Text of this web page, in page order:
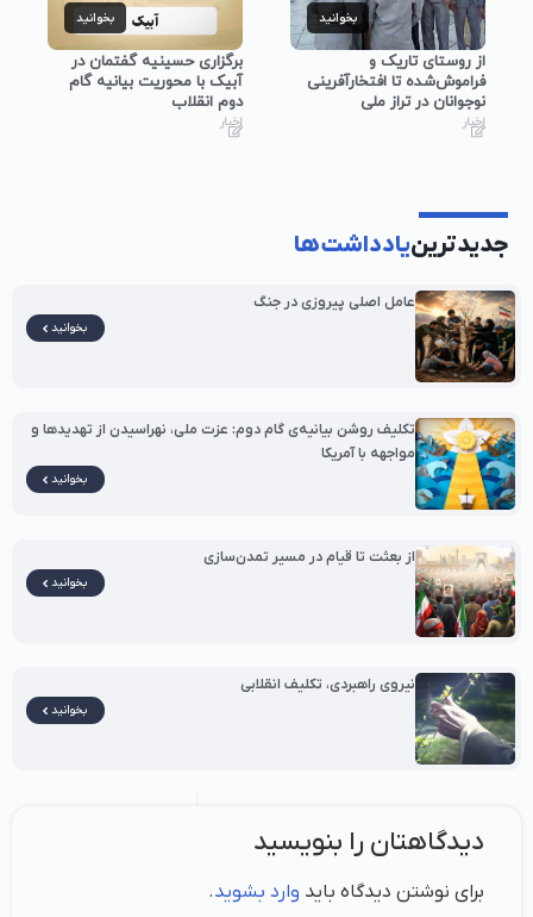
بخوانید
از روستای تاریک و
فراموش‌شده تا افتخارآفرینی
نوجوانان در تراز ملی
اخبار
بخوانید
برگزاری حسینیه گفتمان در
آبیک با محوریت بیانیه گام
دوم انقلاب
اخبار
جدیدترینیادداشت‌ها
عامل اصلی پیروزی در جنگ
بخوانید
تکلیف روشن بیانیه‌ی گام دوم: عزت ملی، نهراسیدن از تهدیدها و
مواجهه با آمریکا
بخوانید
از بعثت تا قیام در مسیر تمدن‌سازی
بخوانید
نیروی راهبردی، تکلیف انقلابی
بخوانید
دیدگاهتان را بنویسید
برای نوشتن دیدگاه باید وارد بشوید.